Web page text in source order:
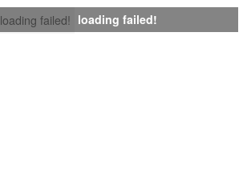
loading failed! loading failed!